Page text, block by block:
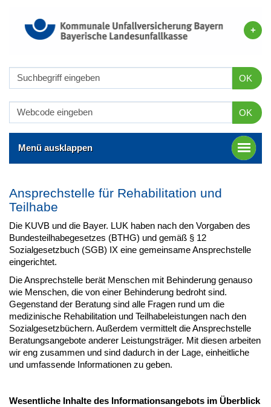
OK
OK
Menü ausklappen
Ansprechstelle für Rehabilitation und
Teilhabe
Die KUVB und die Bayer. LUK haben nach den Vorgaben des
Bundesteilhabegesetzes (BTHG) und gemäß § 12
Sozialgesetzbuch (SGB) IX eine gemeinsame Ansprechstelle
eingerichtet.
Die Ansprechstelle berät Menschen mit Behinderung genauso
wie Menschen, die von einer Behinderung bedroht sind.
Gegenstand der Beratung sind alle Fragen rund um die
medizinische Rehabilitation und Teilhabeleistungen nach den
Sozialgesetzbüchern. Außerdem vermittelt die Ansprechstelle
Beratungsangebote anderer Leistungsträger. Mit diesen arbeiten
wir eng zusammen und sind dadurch in der Lage, einheitliche
und umfassende Informationen zu geben.
Wesentliche Inhalte des Informationsangebots im Überblick